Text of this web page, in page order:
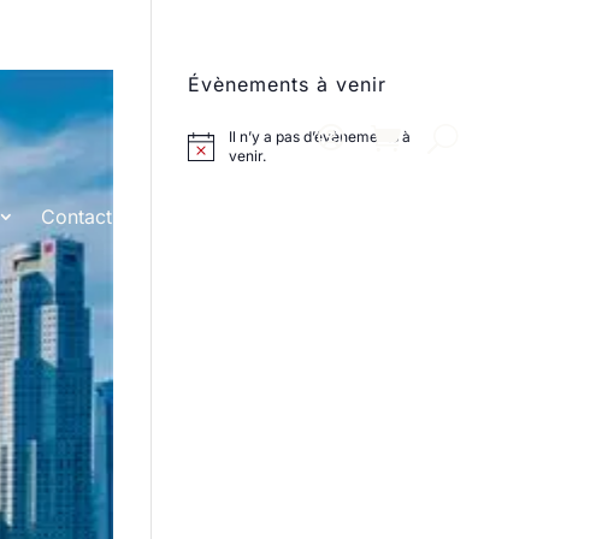
Contact
Évènements à venir
Il n’y a pas d’évènements à
venir.